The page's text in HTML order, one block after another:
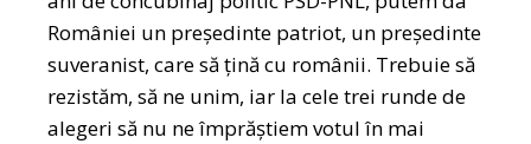
României un președinte patriot, un președinte
suveranist, care să țină cu românii. Trebuie să
rezistăm, să ne unim, iar la cele trei runde de
alegeri să nu ne împrăștiem votul în mai